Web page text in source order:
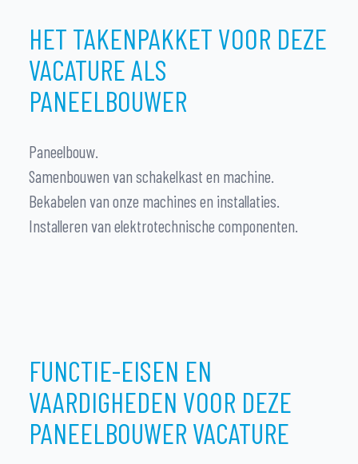
HET TAKENPAKKET VOOR DEZE
VACATURE ALS
PANEELBOUWER
Paneelbouw.
Samenbouwen van schakelkast en machine.
Bekabelen van onze machines en installaties.
Installeren van elektrotechnische componenten.
FUNCTIE-EISEN EN
VAARDIGHEDEN VOOR DEZE
PANEELBOUWER VACATURE